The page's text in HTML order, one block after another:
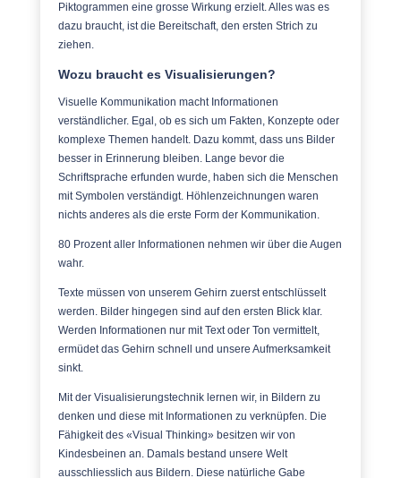
Piktogrammen eine grosse Wirkung erzielt. Alles was es
dazu braucht, ist die Bereitschaft, den ersten Strich zu
ziehen.
Wozu braucht es Visualisierungen?
Visuelle Kommunikation macht Informationen
verständlicher. Egal, ob es sich um Fakten, Konzepte oder
komplexe Themen handelt. Dazu kommt, dass uns Bilder
besser in Erinnerung bleiben. Lange bevor die
Schriftsprache erfunden wurde, haben sich die Menschen
mit Symbolen verständigt. Höhlenzeichnungen waren
nichts anderes als die erste Form der Kommunikation.
80 Prozent aller Informationen nehmen wir über die Augen
wahr.
Texte müssen von unserem Gehirn zuerst entschlüsselt
werden. Bilder hingegen sind auf den ersten Blick klar.
Werden Informationen nur mit Text oder Ton vermittelt,
ermüdet das Gehirn schnell und unsere Aufmerksamkeit
sinkt.
Mit der Visualisierungstechnik lernen wir, in Bildern zu
denken und diese mit Informationen zu verknüpfen. Die
Fähigkeit des «Visual Thinking» besitzen wir von
Kindesbeinen an. Damals bestand unsere Welt
ausschliesslich aus Bildern. Diese natürliche Gabe